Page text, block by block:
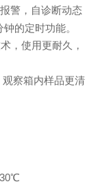
警，自诊断动态
的定时功能。
，使用更耐久，
察箱内样品更清
0℃